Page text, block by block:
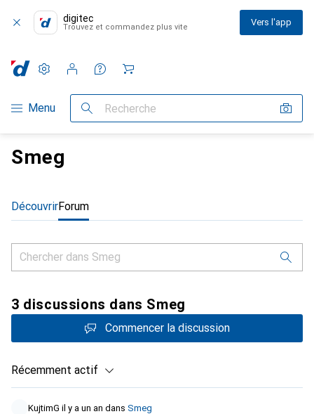
digitec
Trouvez et commandez plus vite Vers l'app
Navigation par catégorie
Menu Recherche
Paramètres
Compte client
Listes de comparaison
Listes d'envies
Panier
Smeg
DécouvrirForum
3 discussions dans Smeg
Commencer la discussion
Récemment actif
KujtimG il y a un an dans Smeg